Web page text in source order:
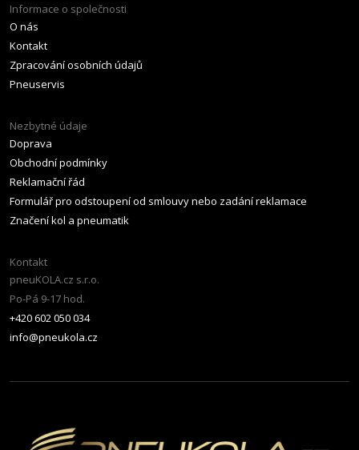
Informace o společnosti
O nás
Kontakt
Zpracování osobních údajů
Pneuservis
Nezbytné údaje
Doprava
Obchodní podmínky
Reklamační řád
Formulář pro odstoupení od smlouvy nebo zadání reklamace
Značení kol a pneumatik
Kontakt
pneuKOLA.cz s.r.o.
Po-Pá 9-17 hod.
+420 602 050 034
info@pneukola.cz